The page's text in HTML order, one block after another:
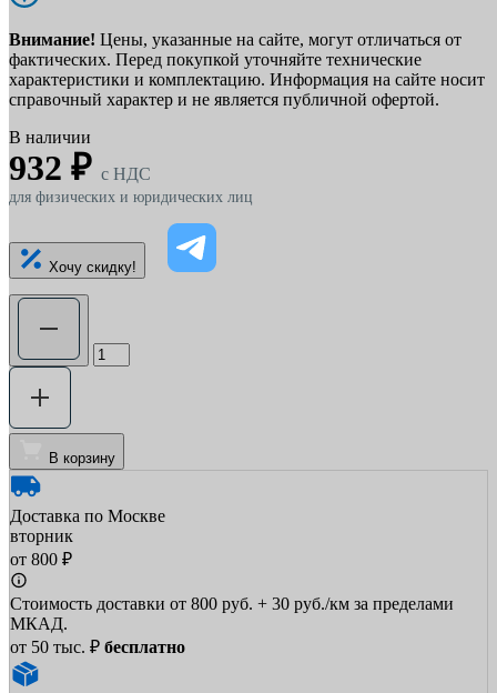
Внимание! Цены, указанные на сайте, могут отличаться от
фактических. Перед покупкой уточняйте технические
характеристики и комплектацию. Информация на сайте носит
справочный характер и не является публичной офертой.
В наличии
932 ₽ c НДС
для физических и юридических лиц
Хочу скидку!
В корзину
Доставка по Москве
вторник
от 800 ₽
Стоимость доставки от 800 руб. + 30 руб./км за пределами
МКАД.
от 50 тыс. ₽ бесплатно